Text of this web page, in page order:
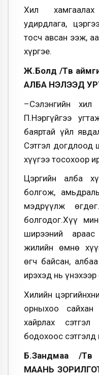
Хил
удирдлага,
тосч авсан ээж,
хүргэе.
Ж.Болд /Төв
АЛБА НЭЛЭЭД
–Сэлэнгийн
П.Нэргүйгээ
баяртай үйл
Сэтгэл догдлоод
хүүгээ тосохоор
Цэргийн алба
болгож,
мэдрүүлж
болгодог.Хүү
ширээний
жилийн өмнө
өгч байсан,
ирэхэд нь
Хилийн
орныхоо
хайрлах
бодохоос сэтгэлд
Б.Зандмаа /
МААНЬ